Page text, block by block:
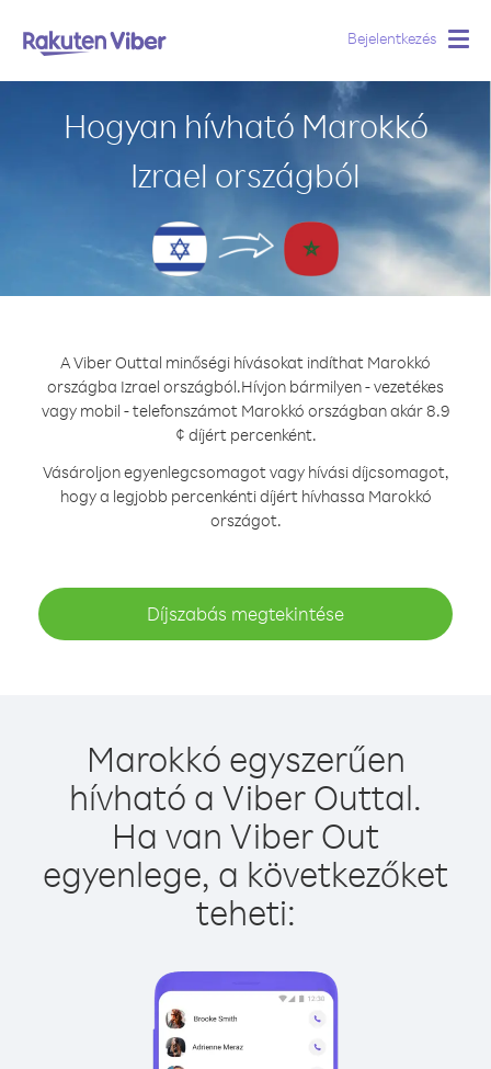
Bejelentkezés
Hogyan hívható Marokkó
Izrael országból
A Viber Outtal minőségi hívásokat indíthat Marokkó
országba Izrael országból.Hívjon bármilyen - vezetékes
vagy mobil - telefonszámot Marokkó országban akár 8.9
¢ díjért percenként.
Vásároljon egyenlegcsomagot vagy hívási díjcsomagot,
hogy a legjobb percenkénti díjért hívhassa Marokkó
országot.
Díjszabás megtekintése
Marokkó egyszerűen
hívható a Viber Outtal.
Ha van Viber Out
egyenlege, a következőket
teheti: